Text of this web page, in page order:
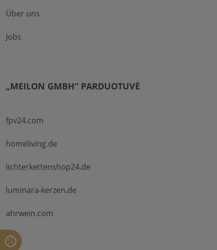
Über uns
Jobs
„MEILON GMBH“ PARDUOTUVĖ
fpv24.com
homeliving.de
lichterkettenshop24.de
luminara-kerzen.de
ahrwein.com